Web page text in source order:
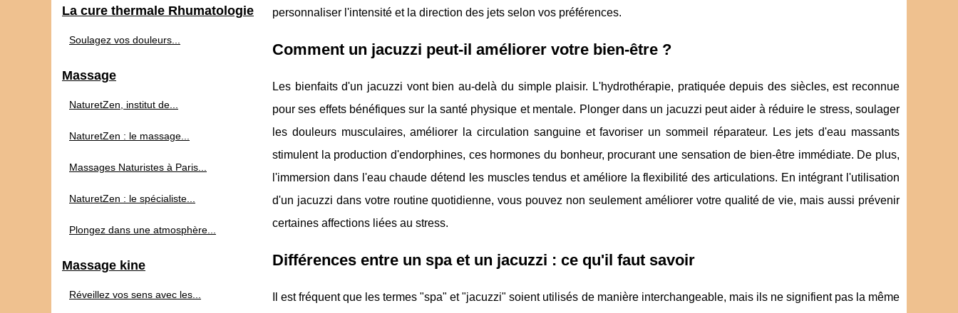
personnaliser l'intensité et la direction des jets selon vos préférences.
Comment un jacuzzi peut-il améliorer votre bien-être ?
Les bienfaits d'un jacuzzi vont bien au-delà du simple plaisir. L'hydrothérapie, pratiquée depuis des siècles, est reconnue
pour ses effets bénéfiques sur la santé physique et mentale. Plonger dans un jacuzzi peut aider à réduire le stress, soulager
les douleurs musculaires, améliorer la circulation sanguine et favoriser un sommeil réparateur. Les jets d'eau massants
stimulent la production d'endorphines, ces hormones du bonheur, procurant une sensation de bien-être immédiate. De plus,
l'immersion dans l'eau chaude détend les muscles tendus et améliore la flexibilité des articulations. En intégrant l'utilisation
d'un jacuzzi dans votre routine quotidienne, vous pouvez non seulement améliorer votre qualité de vie, mais aussi prévenir
certaines affections liées au stress.
Différences entre un spa et un jacuzzi : ce qu'il faut savoir
Il est fréquent que les termes "spa" et "jacuzzi" soient utilisés de manière interchangeable, mais ils ne signifient pas la même
La cure thermale Rhumatologie
Soulagez vos douleurs...
Massage
NaturetZen, institut de...
NaturetZen : le massage...
Massages Naturistes à Paris...
NaturetZen : le spécialiste...
Plongez dans une atmosphère...
Massage kine
Réveillez vos sens avec les...